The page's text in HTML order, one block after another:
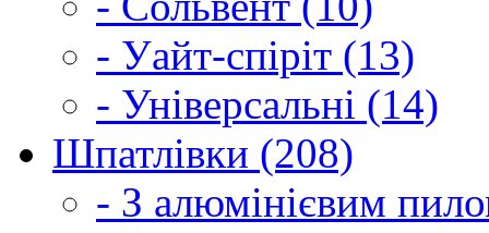
- Уайт-спіріт (13)
- Універсальні (14)
Шпатлівки (208)
- З алюмінієвим